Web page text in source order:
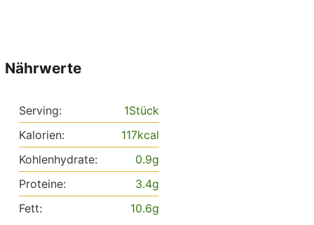
Nährwerte
Serving: 1Stück
Kalorien:
117kcal
Kohlenhydrate:
0.9g
Proteine:
3.4g
Fett:
10.6g